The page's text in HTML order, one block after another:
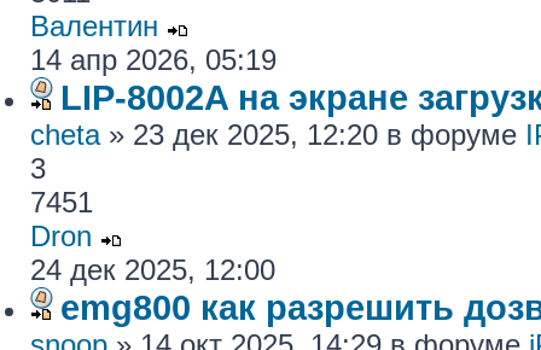
Валентин
14 апр 2026, 05:19
LIP-8002A на экране
cheta» 23 дек 2025, 12:20 в форуме
3
7451
Dron
24 дек 2025, 12:00
emg800 как разрешить